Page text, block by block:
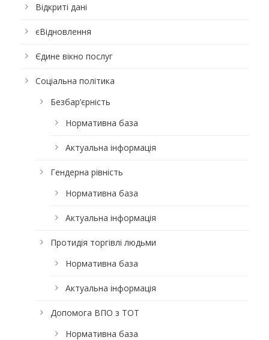
Відкриті дані
єВідновлення
Єдине вікно послуг
Соціальна політика
Безбар’єрність
Нормативна база
Актуальна інформація
Гендерна рівність
Нормативна база
Актуальна інформація
Протидія торгівлі людьми
Нормативна база
Актуальна інформація
Допомога ВПО з ТОТ
Нормативна база